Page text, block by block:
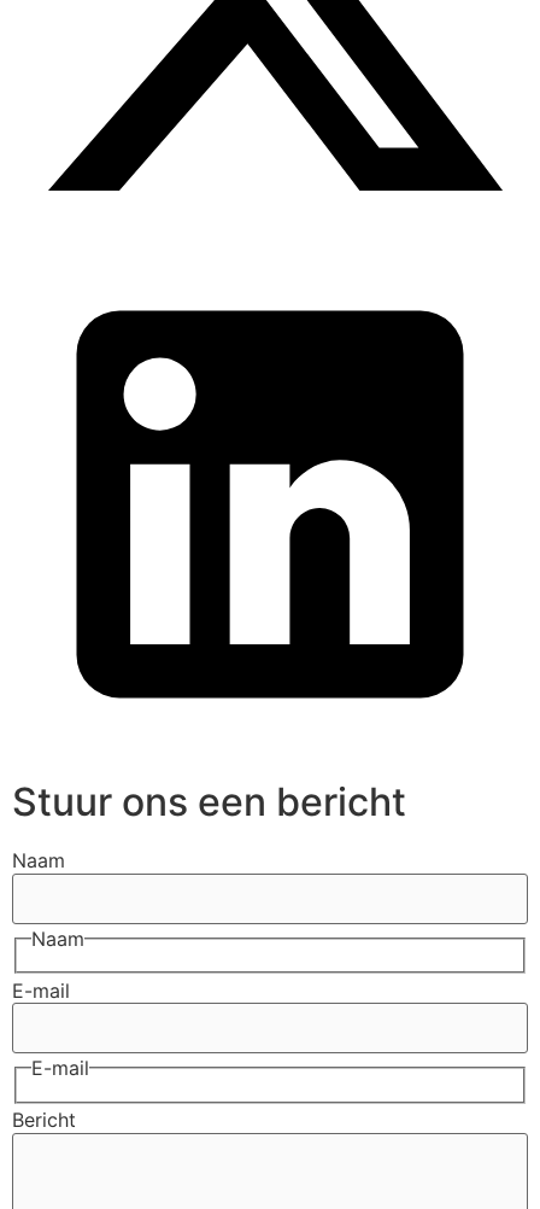
Stuur ons een bericht
Naam
Naam
E-mail
E-mail
Bericht